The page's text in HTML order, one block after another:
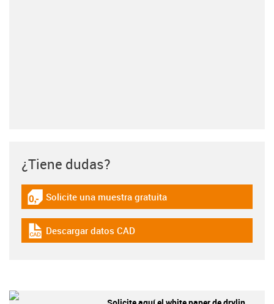
¿Tiene dudas?
igus-icon-gratismuster
Solicite una muestra gratuita
igus-icon-cad-dateien
Descargar datos CAD